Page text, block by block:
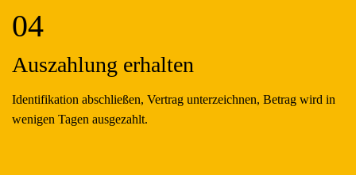
04
Auszahlung erhalten
Identifikation abschließen, Vertrag unterzeichnen, Betrag wird in
wenigen Tagen ausgezahlt.